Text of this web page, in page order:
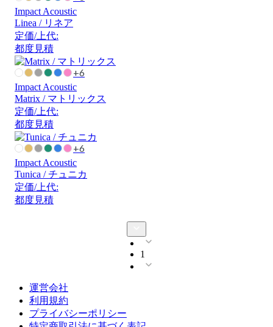
Impact Acoustic
Linea / リネア
定価/上代:
都度見積
+6
Impact Acoustic
Matrix / マトリックス
定価/上代:
都度見積
+6
Impact Acoustic
Tunica / チュニカ
定価/上代:
都度見積
1
運営会社
利用規約
プライバシーポリシー